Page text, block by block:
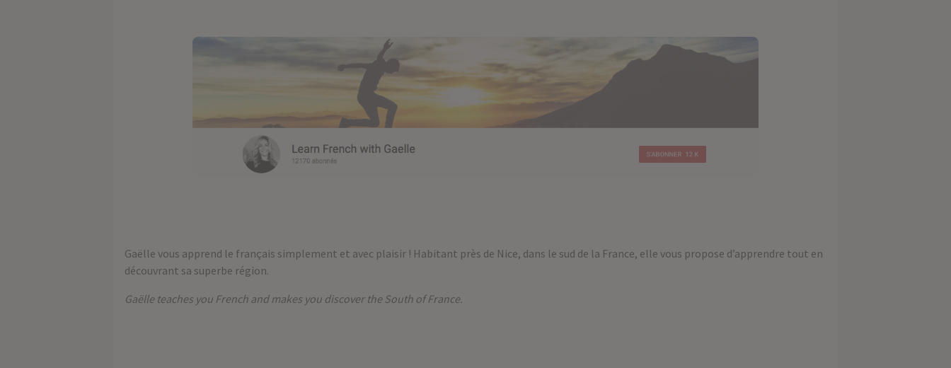
Gaëlle vous apprend le français simplement et avec plaisir ! Habitant près de Nice, dans le sud de la France, elle vous propose d’apprendre tout en
découvrant sa superbe région.
Gaëlle teaches you French and makes you discover the South of France.